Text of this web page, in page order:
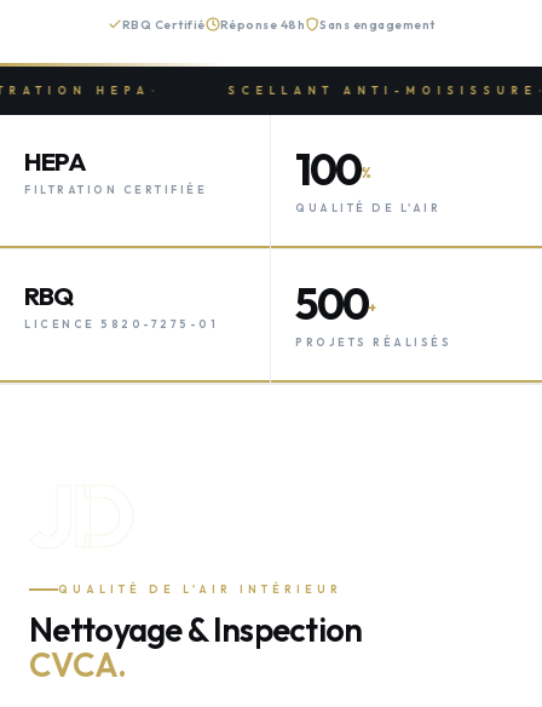
RBQ Certifié Réponse 48h Sans engagement
HEPA · SCELLANT ANTI-MOISISSURE ·
HEPA
FILTRATION CERTIFIÉE 100%
QUALITÉ DE L'AIR
RBQ
LICENCE 5820-7275-01 500+
PROJETS RÉALISÉS
QUALITÉ DE L'AIR INTÉRIEUR
Nettoyage & Inspection
CVCA.